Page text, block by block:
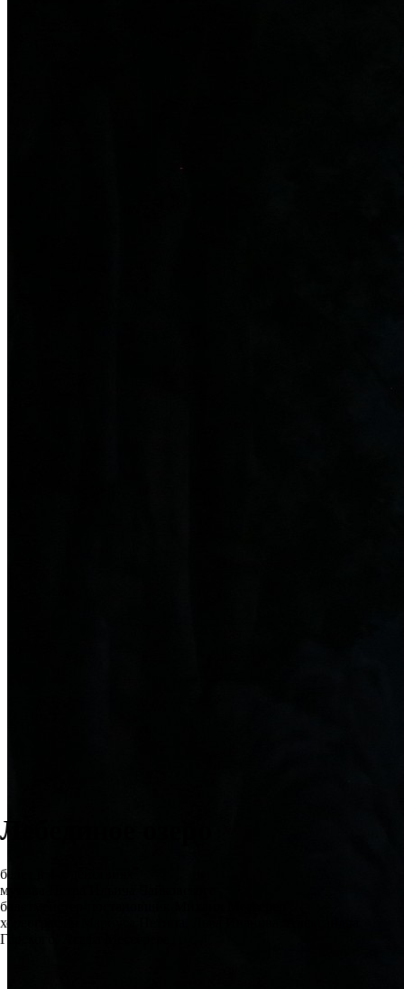
Лебединое озеро
балет в 4-х действиях
музыка Петра Ильича Чайковского
балетмейстер-постановщик Михаил Мессерер
хореография Мариуса Петипа, Льва Иванова, Александра
Горского, Асафа Мессерера